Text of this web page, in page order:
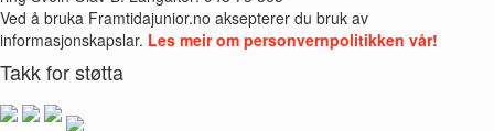
Ved å bruka Framtidajunior.no aksepterer du bruk av
informasjonskapslar. Les meir om personvernpolitikken vår!
Takk for støtta